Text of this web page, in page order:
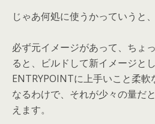
じゃあ何処に使うかっていうと
必ず元イメージがあって、ちょ
ると、ビルドして新イメージと
ENTRYPOINTに上手いこと柔
なるわけで、それが少々の量だ
えます。